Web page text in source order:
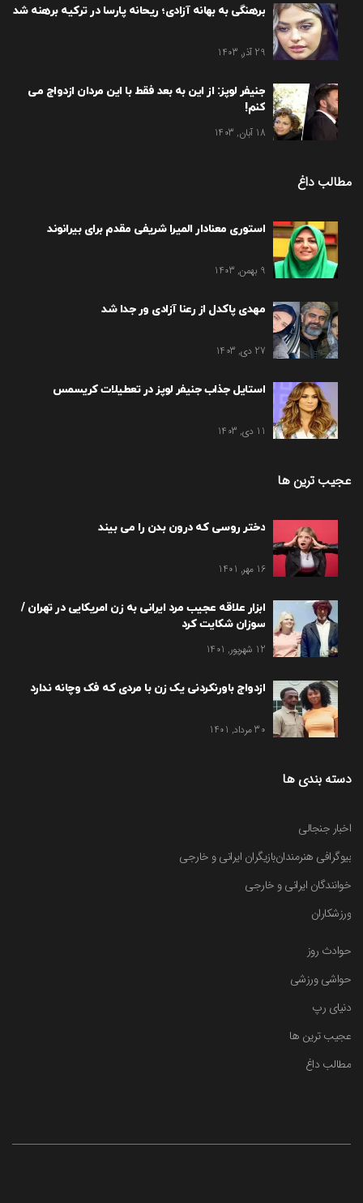
برهنگی به بهانه آزادی؛ ریحانه پارسا در ترکیه برهنه شد
29 آذر, 1403
جنیفر لوپز: از این به بعد فقط با این مردان ازدواج می
کنم!
18 آبان, 1403
مطالب داغ
استوری معنادار المیرا شریفی مقدم برای بیرانوند
9 بهمن, 1403
مهدی پاکدل از رعنا آزادی ور جدا شد
27 دی, 1403
استایل جذاب جنیفر لوپز در تعطیلات کریسمس
11 دی, 1403
عجیب ترین ها
دختر روسی که درون بدن را می بیند
16 مهر, 1401
ابزار علاقه عجیب مرد ایرانی به زن امریکایی در تهران /
سوزان شکایت کرد
12 شهریور, 1401
ازدواج باورنکردنی یک زن با مردی که فک وچانه ندارد
30 مرداد, 1401
دسته بندی ها
اخبار جنجالی
بیوگرافی هنرمندانبازیگران ایرانی و خارجی
خوانندگان ایرانی و خارجی
ورزشکاران
حوادث روز
حواشی ورزشی
دنیای رپ
عجیب ترین ها
مطالب داغ